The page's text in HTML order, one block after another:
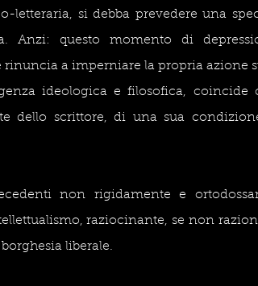
letteraria, si debba prevedere una
Anzi: questo momento di
rinuncia a imperniare la propria azione
ideologica e filosofica,
dello scrittore, di una sua
non rigidamente e
raziocinante, se non
liberale.